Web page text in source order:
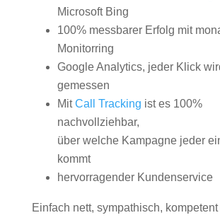
Microsoft Bing
100% messbarer Erfolg mit
Monitorring
Google Analytics, jeder Klick
gemessen
MitCall Tracking ist es 100%
nachvollziehbar,
über welche Kampagne jeder
kommt
hervorragender Kundenservice
Einfach nett, sympathisch, kompetent